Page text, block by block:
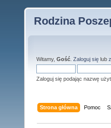
Rodzina
Witamy, Gość Zaloguj się lub
Zaloguj się podając nazwę
Strona główna Pomoc